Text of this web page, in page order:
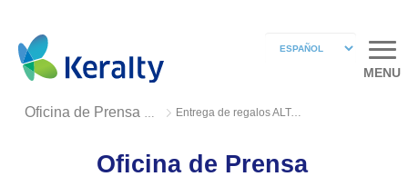
MENU
Oficina de Prensa 2018 Entrega de regalos ALTA GUAJIRA
Oficina de Prensa